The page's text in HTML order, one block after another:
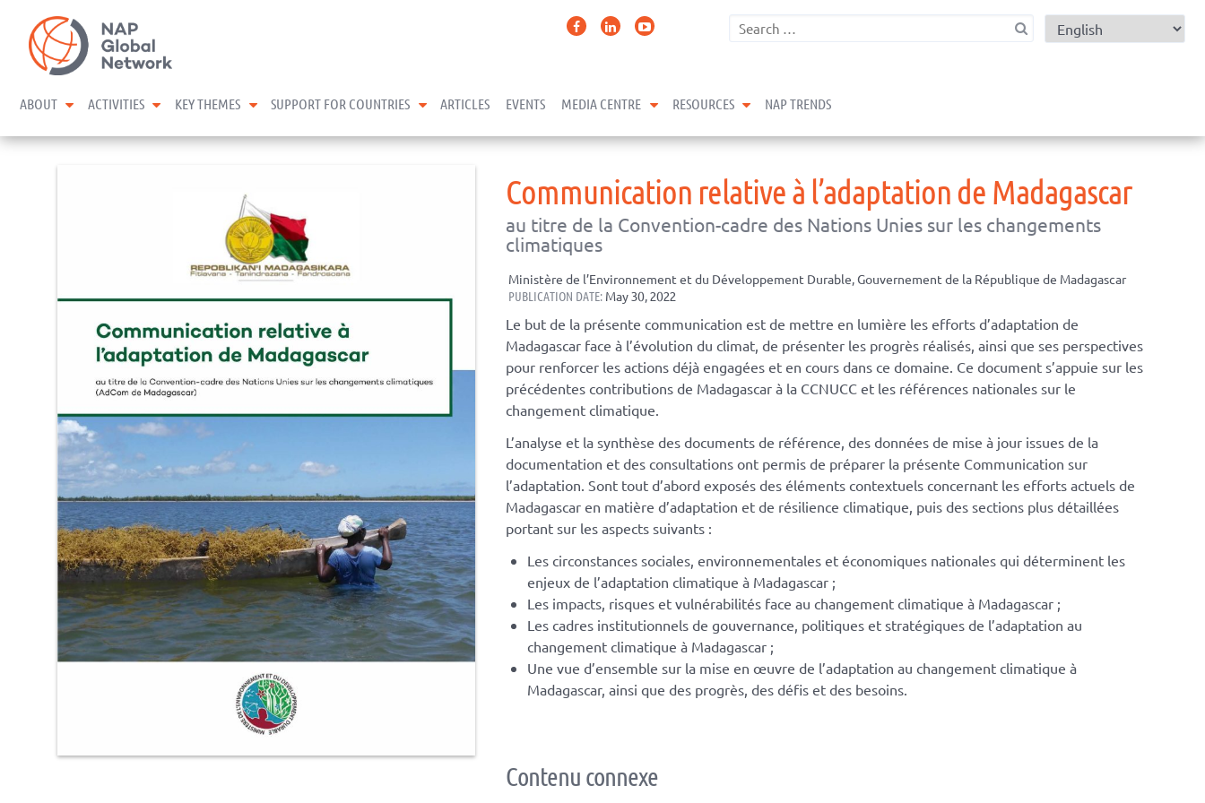
content
ABOUT expand child menu
ACTIVITIES expand child menu
KEY THEMES expand child menu
SUPPORT FOR COUNTRIES expand child menu
ARTICLES EVENTS MEDIA CENTRE expand child menu
RESOURCES expand child menu
NAP TRENDS
Communication relative à l’adaptation de Madagascar
au titre de la Convention-cadre des Nations Unies sur les changements
climatiques
Ministère de l’Environnement et du Développement Durable, Gouvernement de la République de Madagascar
PUBLICATION DATE: May 30, 2022
Le but de la présente communication est de mettre en lumière les efforts d’adaptation de
Madagascar face à l’évolution du climat, de présenter les progrès réalisés, ainsi que ses perspectives
pour renforcer les actions déjà engagées et en cours dans ce domaine. Ce document s’appuie sur les
précédentes contributions de Madagascar à la CCNUCC et les références nationales sur le
changement climatique.
L’analyse et la synthèse des documents de référence, des données de mise à jour issues de la
documentation et des consultations ont permis de préparer la présente Communication sur
l’adaptation. Sont tout d’abord exposés des éléments contextuels concernant les efforts actuels de
Madagascar en matière d’adaptation et de résilience climatique, puis des sections plus détaillées
portant sur les aspects suivants :
Les circonstances sociales, environnementales et économiques nationales qui déterminent les
enjeux de l’adaptation climatique à Madagascar ;
Les impacts, risques et vulnérabilités face au changement climatique à Madagascar ;
Les cadres institutionnels de gouvernance, politiques et stratégiques de l’adaptation au
changement climatique à Madagascar ;
Une vue d’ensemble sur la mise en œuvre de l’adaptation au changement climatique à
Madagascar, ainsi que des progrès, des défis et des besoins.
Contenu connexe